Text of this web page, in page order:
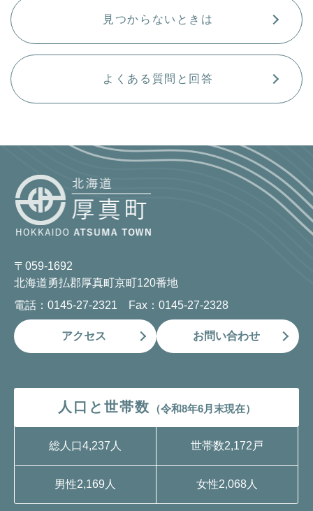
見つからないときは
よくある質問と回答
〒059-1692
北海道勇払郡厚真町京町120番地
電話：0145-27-2321 Fax：0145-27-2328
アクセス お問い合わせ
人口と世帯数 （令和8年6月末現在）
総人口4,237人 世帯数2,172戸
男性2,169人 女性2,068人